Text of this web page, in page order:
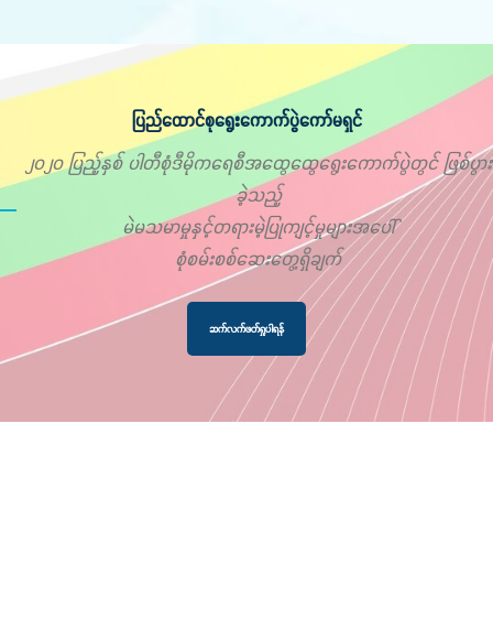
ပြည်ထောင်စုရွေးကောက်ပွဲကော်မရှင်
၂၀၂၀ ပြည့်နှစ် ပါတီစုံဒီမိုကရေစီအထွေထွေရွေးကောက်ပွဲတွင် ဖြစ်ပွား
ခဲ့သည့်
မဲမသမာမှုနှင့်တရားမဲ့ပြုကျင့်မှုများအပေါ်
စုံစမ်းစစ်ဆေးတွေ့ရှိချက်
ဆက်လက်ဖတ်ရှုပါရန်